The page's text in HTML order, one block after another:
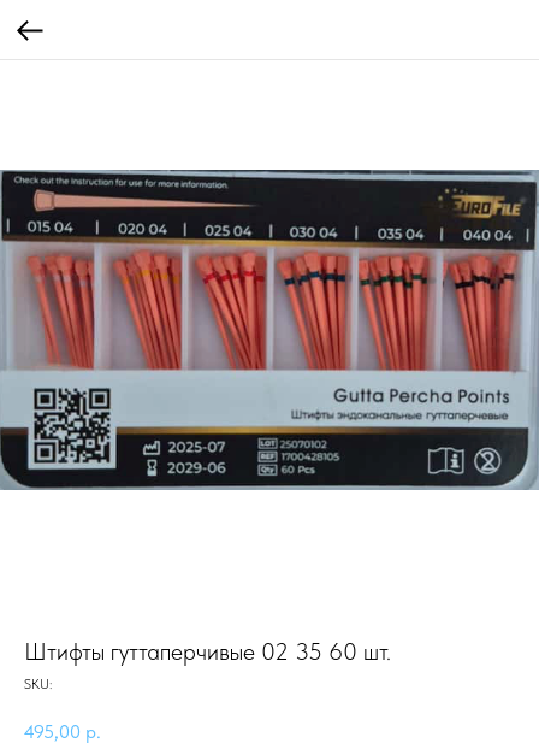
Штифты гуттаперчивые 02 35 60 шт.
SKU:
495,00 р.